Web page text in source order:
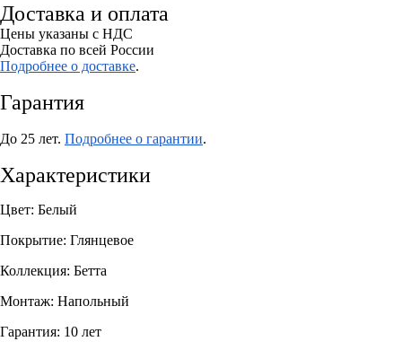
Доставка и оплата
Цены указаны с НДС
Доставка по всей России
Подробнее о доставке.
Гарантия
До 25 лет. Подробнее о гарантии.
Характеристики
Цвет: Белый
Покрытие: Глянцевое
Коллекция: Бетта
Монтаж: Напольный
Гарантия: 10 лет